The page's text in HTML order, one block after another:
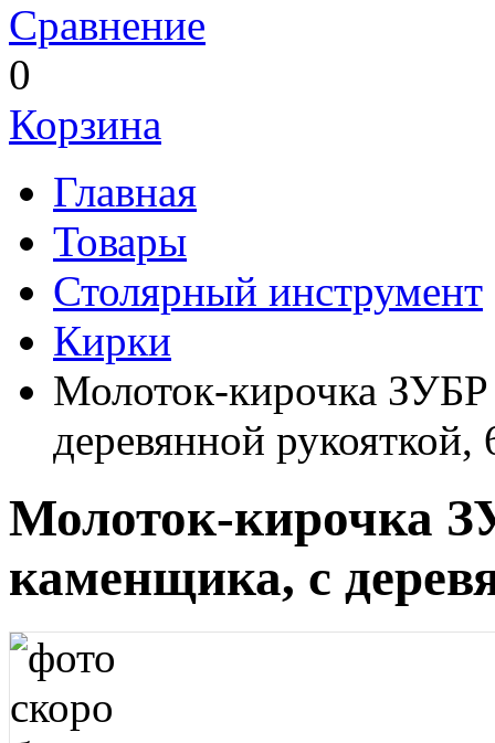
Сравнение
0
Корзина
Главная
Товары
Столярный инструмент
Кирки
Молоток-кирочка
деревянной рукояткой,
Молоток-
каменщика, с